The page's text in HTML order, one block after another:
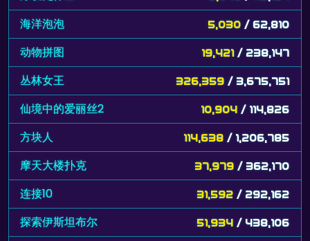
海洋泡泡 5,030 / 62,810
动物拼图 19,421 / 238,147
丛林女王 326,359 / 3,675,751
仙境中的爱丽丝2 10,904 / 114,826
方块人 114,638 / 1,206,785
摩天大楼扑克 37,979 / 362,170
连接10 31,592 / 292,162
探索伊斯坦布尔 51,934 / 438,106